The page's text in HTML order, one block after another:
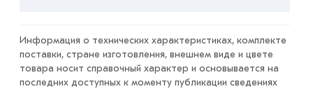
Условия доставки и цены на товар Заглушка Ф25 мм из
категории Круглые заглушкидействительны в Москве и
области. Наши профессиональные менеджеры
Информация о технических характеристиках, комплекте
поставки, стране изготовления, внешнем виде и цвете
товара носит справочный характер и основывается на
последних доступных к моменту публикации сведениях